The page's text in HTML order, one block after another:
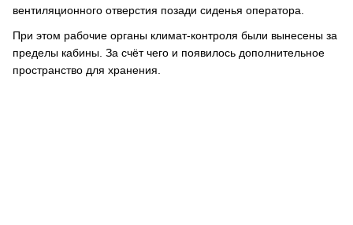
вентиляционного отверстия позади сиденья оператора.
При этом рабочие органы климат-контроля были вынесены за
пределы кабины. За счёт чего и появилось дополнительное
пространство для хранения.